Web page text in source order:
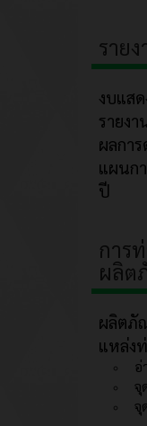
ราย
งบแส
รายงา
ผลกา
แผนก
ปี
การ
ผลิต
ผลิตภั
แหล่ง
อ่
จุ
จุ